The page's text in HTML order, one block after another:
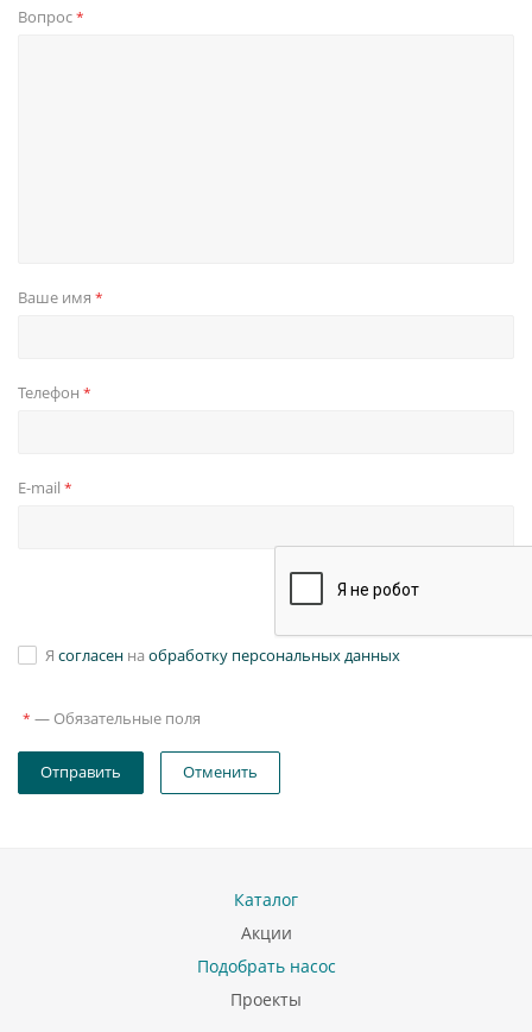
Вопрос*
Ваше имя *
Телефон *
E-mail *
Я согласен на обработку персональных данных
* — Обязательные поля
Отправить Отменить
Каталог
Акции
Подобрать насос
Проекты